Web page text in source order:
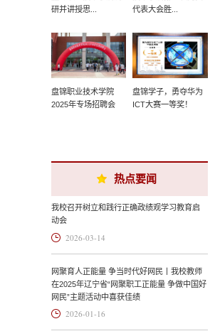
研并讲授思...
代表大会胜...
盘锦职业技术学院
2025年专场招聘会
盘锦学子，勇夺华为
ICT大赛一等奖！
热点要闻
我校召开树立和践行正确政绩观学习教育启
动会
2026-03-14
网聚育人正能量 争当时代好网民丨我校教师
在2025年辽宁省“网聚职工正能量 争做中国好
网民”主题活动中喜获佳绩
2026-01-16